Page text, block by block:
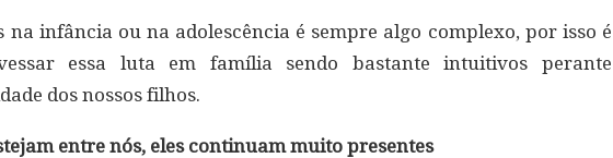
na infância ou na adolescência é sempre algo complexo, por isso é
essa luta em família sendo bastante intuitivos perante
dos nossos filhos.
entre nós, eles continuam muito presentes